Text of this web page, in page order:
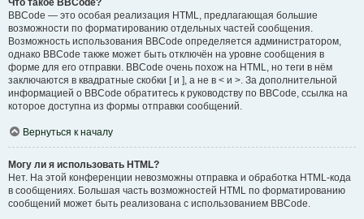
Что такое BBCode?
BBCode — это особая реализация HTML, предлагающая большие
возможности по форматированию отдельных частей сообщения.
Возможность использования BBCode определяется администратором,
однако BBCode также может быть отключён на уровне сообщения в
форме для его отправки. BBCode очень похож на HTML, но теги в нём
заключаются в квадратные скобки [ и ], а не в < и >. За дополнительной
информацией о BBCode обратитесь к руководству по BBCode, ссылка на
которое доступна из формы отправки сообщений.
Вернуться к началу
Могу ли я использовать HTML?
Нет. На этой конференции невозможны отправка и обработка HTML-кода
в сообщениях. Большая часть возможностей HTML по форматированию
сообщений может быть реализована с использованием BBCode.